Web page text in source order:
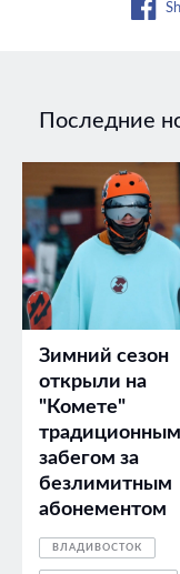
Последние
Зимний сезон
открыли на
"Комете"
традиционным
забегом за
безлимитным
абонементом
ВЛАДИВОСТОК